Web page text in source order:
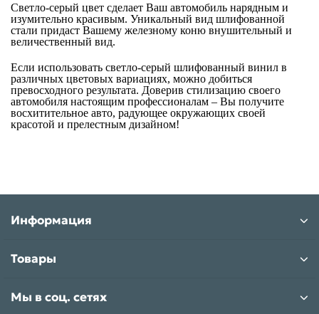
Светло-серый цвет сделает Ваш автомобиль нарядным и
изумительно красивым. Уникальный вид шлифованной
стали придаст Вашему железному коню внушительный и
величественный вид.
Если использовать светло-серый шлифованный винил в
различных цветовых вариациях, можно добиться
превосходного результата. Доверив стилизацию своего
автомобиля настоящим профессионалам – Вы получите
восхитительное авто, радующее окружающих своей
красотой и прелестным дизайном!
Информация
Товары
Мы в соц. сетях